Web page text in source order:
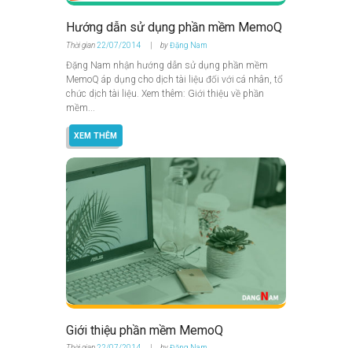
Hướng dẫn sử dụng phần mềm MemoQ
Thời gian22/07/2014 byĐặng Nam
Đặng Nam nhận hướng dẫn sử dụng phần mềm
MemoQ áp dụng cho dịch tài liệu đối với cá nhân, tổ
chức dịch tài liệu. Xem thêm: Giới thiệu về phần
mềm...
XEM THÊM
Giới thiệu phần mềm MemoQ